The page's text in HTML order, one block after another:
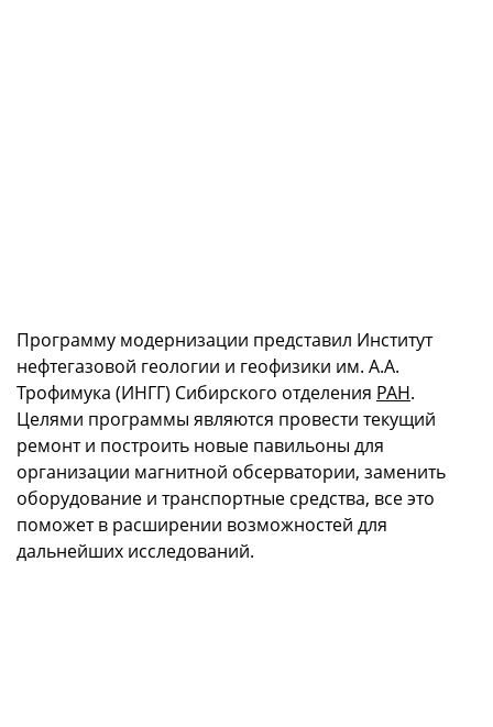
Программу модернизации представил Институт
нефтегазовой геологии и геофизики им. А.А.
Трофимука (ИНГГ) Сибирского отделения РАН.
Целями программы являются провести текущий
ремонт и построить новые павильоны для
организации магнитной обсерватории, заменить
оборудование и транспортные средства, все это
поможет в расширении возможностей для
дальнейших исследований.